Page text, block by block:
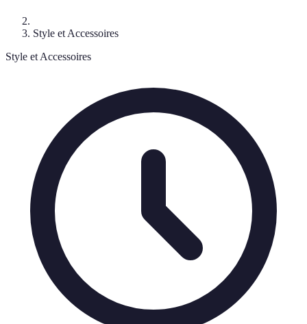
Style et Accessoires
Style et Accessoires